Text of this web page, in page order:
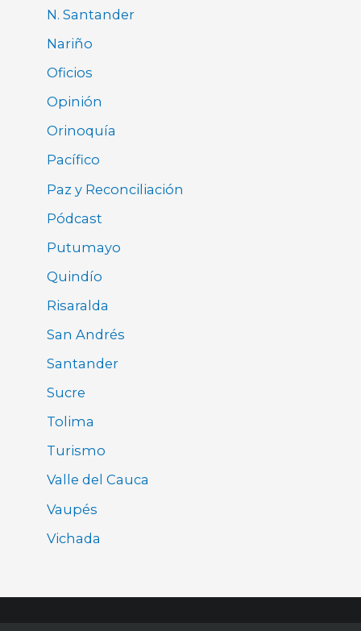
N. Santander
Nariño
Oficios
Opinión
Orinoquía
Pacífico
Paz y Reconciliación
Pódcast
Putumayo
Quindío
Risaralda
San Andrés
Santander
Sucre
Tolima
Turismo
Valle del Cauca
Vaupés
Vichada